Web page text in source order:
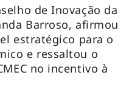
de Inovação da
Barroso, afirmou
estratégico para o
e ressaltou o
no incentivo à